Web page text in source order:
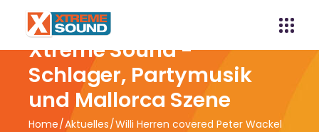
Xtreme Sound -
Schlager, Partymusik
und Mallorca Szene
Home Aktuelles Willi Herren covered Peter Wackel